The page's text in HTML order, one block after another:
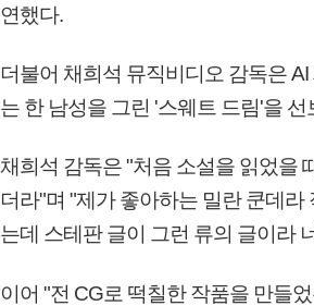
연했다.
더불어 채희석 뮤직비디오 감독은
는 한 남성을 그린 '스웨트 드림'을 선
채희석 감독은 "처음 소설을 읽었을
더라"며 "제가 좋아하는 밀란 쿤데
는데 스테판 글이 그런 류의 글이라
이어 "전 CG로 떡칠한 작품을 만들